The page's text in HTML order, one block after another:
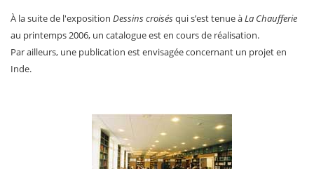
À la suite de l'exposition Dessins croisésqui s’est tenue àLa Chaufferie
au printemps 2006, un catalogue est en cours de réalisation.
Par ailleurs, une publication est envisagée concernant un projet en
Inde.